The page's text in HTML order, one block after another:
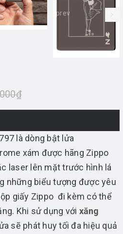
prev
là dòng bật lửa
xám được hãng Zippo
laser lên mặt trước hình lá
những biểu tượng được yêu
giấy Zippo đi kèm có thể
Khi sử dụng với xăng
sẽ phát huy tối đa hiệu quả